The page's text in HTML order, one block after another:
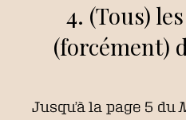
4. (Tous)
(forcément)
Jusqu’à la page 5 du